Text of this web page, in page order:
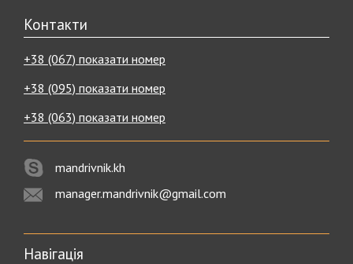
Контакти
+38 (067) показати номер
+38 (095) показати номер
+38 (063) показати номер
mandrivnik.kh
manager.mandrivnik@gmail.com
Навігація